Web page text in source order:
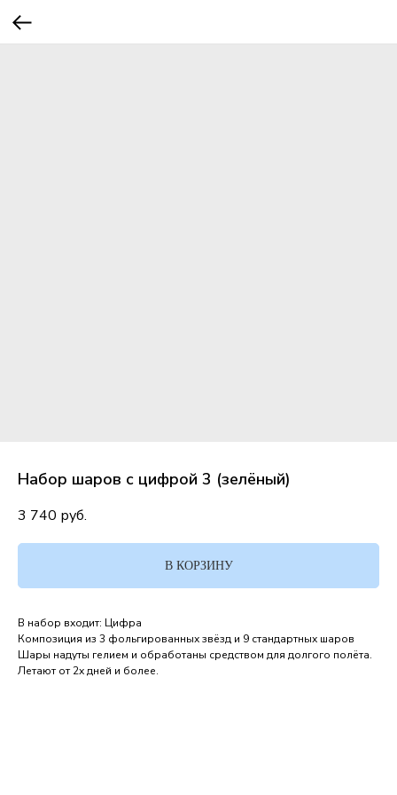
Набор шаров с цифрой 3 (зелёный)
3 740 руб.
В КОРЗИНУ
В набор входит: Цифра
Композиция из 3 фольгированных звёзд и 9 стандартных шаров
Шары надуты гелием и обработаны средством для долгого полёта.
Летают от 2х дней и более.